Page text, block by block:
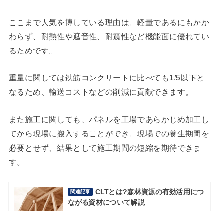
ここまで人気を博している理由は、軽量であるにもかか
わらず、耐熱性や遮音性、耐震性など機能面に優れてい
るためです。
重量に関しては鉄筋コンクリートに比べても1/5以下と
なるため、輸送コストなどの削減に貢献できます。
また施工に関しても、パネルを工場であらかじめ加工し
てから現場に搬入することができ、現場での養生期間を
必要とせず、結果として施工期間の短縮を期待できま
す。
関連記事
CLTとは?森林資源の有効活用につ
ながる資材について解説